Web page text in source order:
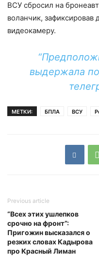
ВСУ сбросил на
воланчик, зафиксировав
видеокамеру.
выдержала
МЕТКИ: БПЛА ВСУ
Previous article
“Всех этих ушлепков
срочно на фронт”:
Пригожин высказался о
резких словах Кадырова
про Красный Лиман